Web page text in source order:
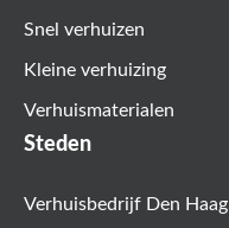
Snel verhuizen
Kleine verhuizing
Verhuismaterialen
Steden
Verhuisbedrijf Den Haag